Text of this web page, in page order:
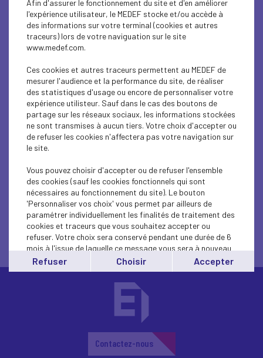
La convention 2018-2021 entre les deux structures arrivant
à terme, le renouvellement de celle-ci a été signé lundi 4
octobre.
Joseph SANFILIPPO Directeur départemental de Pôle
Emploi, accompagné des directeurs des deux agences
biterroises – Frédéric Ferré pour Montimaran et Anne-
Marie Ferrandez pour la Courondelle, recevaient, dans les
locaux de la Courondelle, Matthieu Ourliac, Président du
Mouvement des entreprises de France Hérault Béziers et
Francis Pozo, Directeur général.
signature d'une convention de partenariat renforcé avec
Medef Béziers.
Répondre aux besoins des entreprises biterroises en
matière de formation ou de recrutement, tel notre objectif
commun
Contactez-nous
Afin d'assurer le fonctionnement du site et d'en améliorer
l'expérience utilisateur, le MEDEF stocke et/ou accède à
des informations sur votre terminal (cookies et autres
traceurs) lors de votre naviguation sur le site
www.medef.com.
Ces cookies et autres traceurs permettent au MEDEF de
mesurer l'audience et la performance du site, de réaliser
des statistiques d'usage ou encore de personnaliser votre
expérience utilisteur. Sauf dans le cas des boutons de
partage sur les réseaux sociaux, les informations stockées
ne sont transmises à aucun tiers. Votre choix d'accepter ou
de refuser les cookies n'affectera pas votre navigation sur
le site.
Vous pouvez choisir d'accepter ou de refuser l'ensemble
des cookies (sauf les cookies fonctionnels qui sont
nécessaires au fonctionnement du site). Le bouton
'Personnaliser vos choix' vous permet par ailleurs de
paramétrer individuellement les finalités de traitement des
cookies et traceurs que vous souhaitez accepter ou
refuser. Votre choix sera conservé pendant une durée de 6
mois à l'issue de laquelle ce message vous sera à nouveau
affiché..
Vous pouvez modifier votre choix à tout moment en
'cookies'en bas de page.
Refuser Choisir Accepter